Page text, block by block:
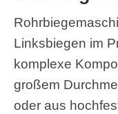
Linksbiegen im
komplexe
großem
oder aus